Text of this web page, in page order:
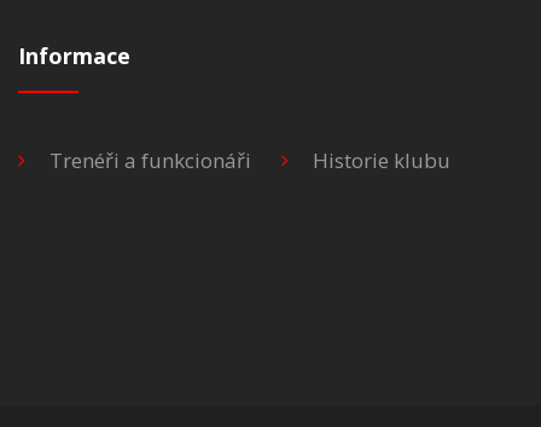
Informace
Trenéři a funkcionáři Historie klubu